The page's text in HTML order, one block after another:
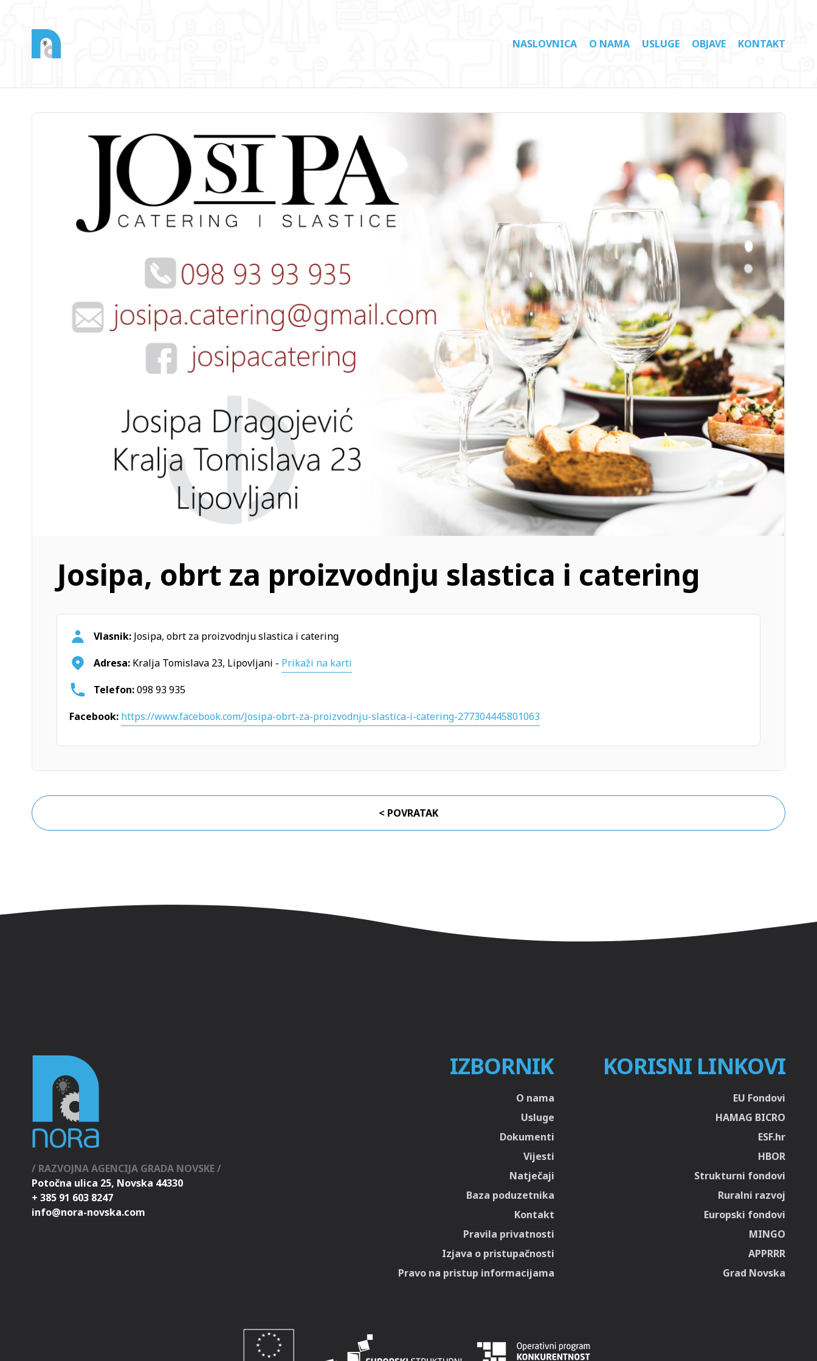
NASLOVNICA O NAMA USLUGE OBJAVE KONTAKT
Josipa, obrt za proizvodnju slastica i catering
Vlasnik: Josipa, obrt za proizvodnju slastica i catering
Adresa: Kralja Tomislava 23, Lipovljani - Prikaži na karti
Telefon:098 93 935
Facebook: https://www.facebook.com/Josipa-obrt-za-proizvodnju-slastica-i-catering-277304445801063
< POVRATAK
/ RAZVOJNA AGENCIJA GRADA NOVSKE /
Potočna ulica 25, Novska 44330
+ 385 91 603 8247
IZBORNIK
O nama
Usluge
Dokumenti
Vijesti
Natječaji
Baza poduzetnika
Kontakt
Pravila privatnosti
Izjava o pristupačnosti
Pravo na pristup informacijama
KORISNI LINKOVI
EU Fondovi
HAMAG BICRO
ESF.hr
HBOR
Strukturni fondovi
Ruralni razvoj
Europski fondovi
MINGO
APPRRR
Grad Novska